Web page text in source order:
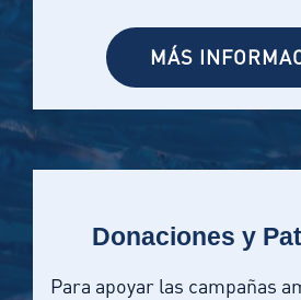
MÁS
Donaciones y
Para apoyar las campañas